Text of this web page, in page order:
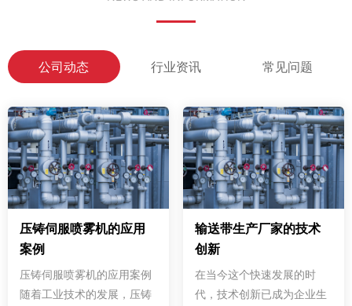
公司动态 行业资讯 常见问题
压铸伺服喷雾机的应用
案例
压铸伺服喷雾机的应用案例
随着工业技术的发展，压铸
输送带生产厂家的技术
创新
在当今这个快速发展的时
代，技术创新已成为企业生